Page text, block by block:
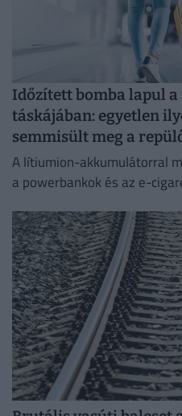
Időzített bomba lapul
táskájában: egyetlen
semmisült meg a
A lítiumion-akkumulátorral
a powerbankok és az e-
jelentik.